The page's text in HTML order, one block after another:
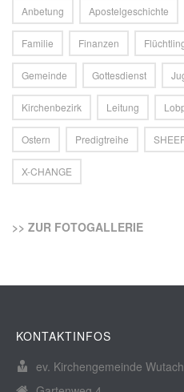
Anbetung Apostelgeschichte
Familie Finanzen
Gemeinde Gottesdienst
Kirchenbezirk Leitung
Ostern Predigtreihe
X-CHANGE
>> ZUR FOTOGALLERIE
KONTAKTINFOS
ev. Kirchengemeinde